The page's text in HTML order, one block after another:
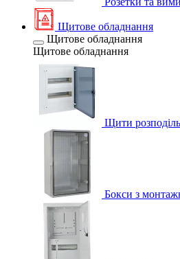
Щитове обладнання
Щитове обладнання
Щитове обладнання
Щити
Бокси з